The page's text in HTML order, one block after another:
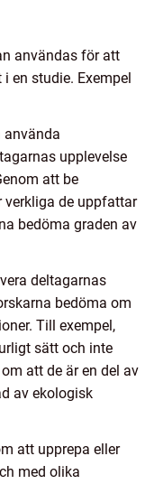
användas för att
en studie. Exempel
använda
upplevelse
att be
verkliga de uppfattar
bedöma graden av
deltagarnas
bedöma om
Till exempel,
sätt och inte
att de är en del av
av ekologisk
att upprepa eller
med olika